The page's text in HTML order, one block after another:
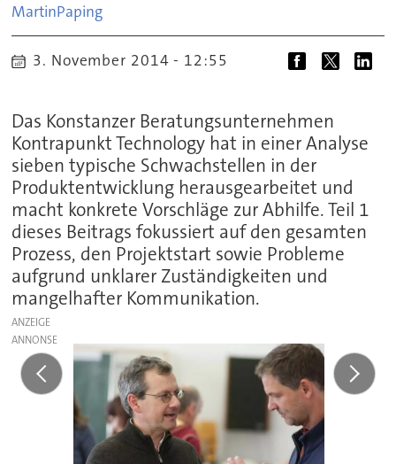
MartinPaping
3. November 2014 - 12:55
Das Konstanzer Beratungsunternehmen
Kontrapunkt Technology hat in einer Analyse
sieben typische Schwachstellen in der
Produktentwicklung herausgearbeitet und
macht konkrete Vorschläge zur Abhilfe. Teil 1
dieses Beitrags fokussiert auf den gesamten
Prozess, den Projektstart sowie Probleme
aufgrund unklarer Zuständigkeiten und
mangelhafter Kommunikation.
ANZEIGE